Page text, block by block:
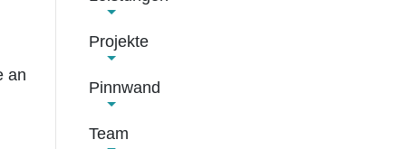
an
Projekte
Pinnwand
Team